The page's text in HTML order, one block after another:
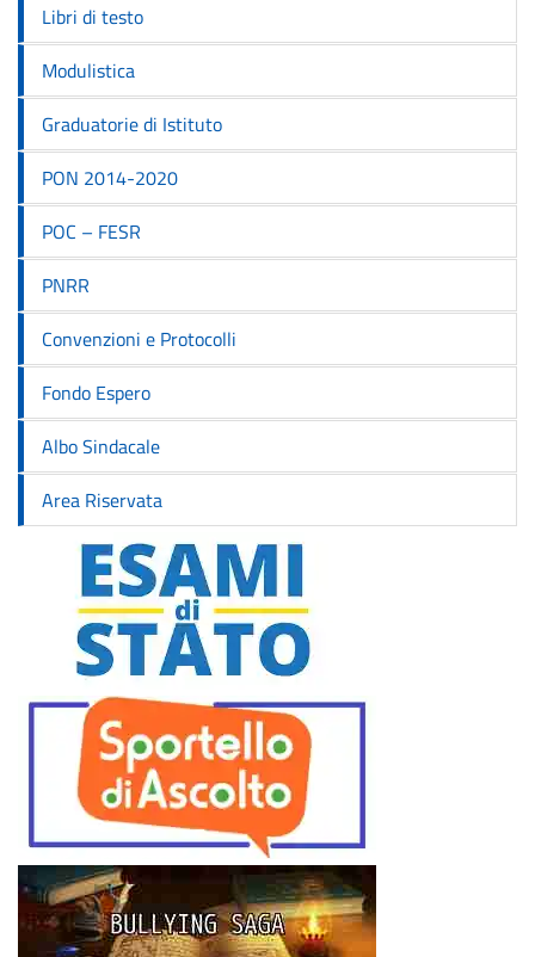
Libri di testo
Modulistica
Graduatorie di Istituto
PON 2014-2020
POC – FESR
PNRR
Convenzioni e Protocolli
Fondo Espero
Albo Sindacale
Area Riservata